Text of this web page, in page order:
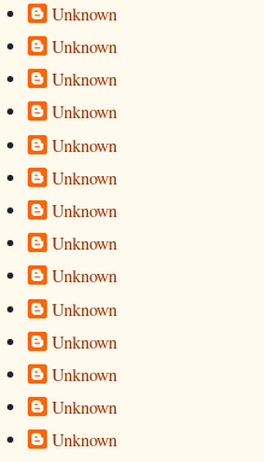
Unknown
Unknown
Unknown
Unknown
Unknown
Unknown
Unknown
Unknown
Unknown
Unknown
Unknown
Unknown
Unknown
Unknown